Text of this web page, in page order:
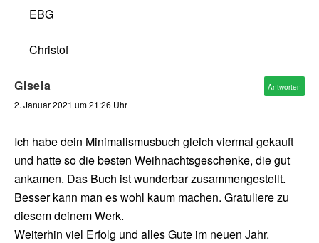
EBG
Christof
Gisela
2. Januar 2021 um 21:26 Uhr
Ich habe dein Minimalismusbuch gleich viermal gekauft
und hatte so die besten Weihnachtsgeschenke, die gut
ankamen. Das Buch ist wunderbar zusammengestellt.
Besser kann man es wohl kaum machen. Gratuliere zu
diesem deinem Werk.
Weiterhin viel Erfolg und alles Gute im neuen Jahr.
Antworten